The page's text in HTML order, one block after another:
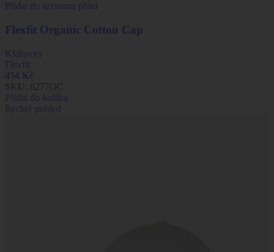
Přidat do seznamu přání
Flexfit Organic Cotton Cap
Kšiltovky
Flexfit
SKU: 6277OC
Přidat do košíku
Rychlý pohled